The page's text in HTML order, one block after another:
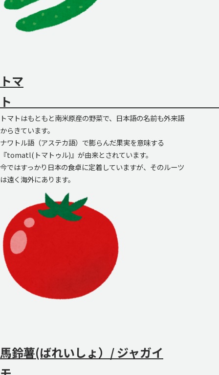
トマ
トマトはもともと南米原産の野菜で、日本語の名前も外来語
からきています。
ナワトル語（アステカ語）で膨らんだ果実を意味する
『tomatl(トマトゥル)』が由来とされています。
今ではすっかり日本の食卓に定着していますが、そのルーツ
は遠く海外にあります。
馬鈴薯(ばれいしょ）/ ジャガイ